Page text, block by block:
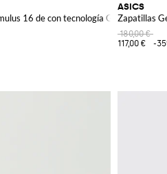
16 de con tecnología GEL
ASICS
Zapatillas
180,00 €
117,00 €
-